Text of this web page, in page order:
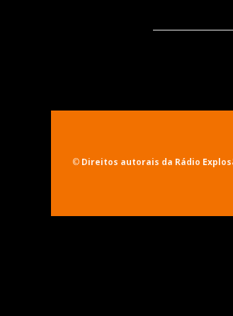
© Direitos autorais da Rádio